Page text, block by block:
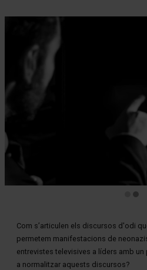
Com s’articulen els discursos d'odi
permetem manifestacions de
entrevistes televisives a líders amb
a normalitzar aquests discursos?